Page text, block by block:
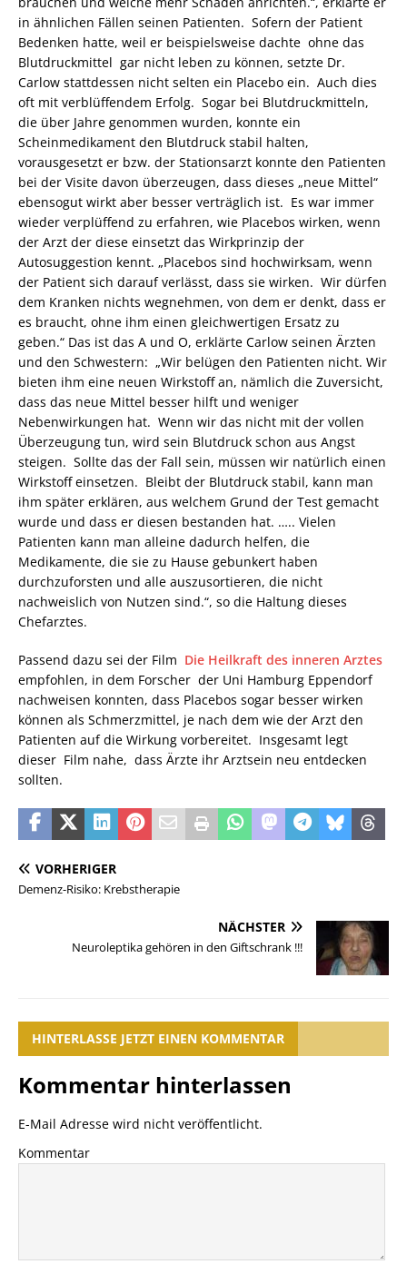
in ähnlichen Fällen seinen Patienten. Sofern der Patient
Bedenken hatte, weil er beispielsweise dachte ohne das
Blutdruckmittel gar nicht leben zu können, setzte Dr.
Carlow stattdessen nicht selten ein Placebo ein. Auch dies
oft mit verblüffendem Erfolg. Sogar bei Blutdruckmitteln,
die über Jahre genommen wurden, konnte ein
Scheinmedikament den Blutdruck stabil halten,
vorausgesetzt er bzw. der Stationsarzt konnte den Patienten
bei der Visite davon überzeugen, dass dieses „neue Mittel“
ebensogut wirkt aber besser verträglich ist. Es war immer
wieder verplüffend zu erfahren, wie Placebos wirken, wenn
der Arzt der diese einsetzt das Wirkprinzip der
Autosuggestion kennt. „Placebos sind hochwirksam, wenn
der Patient sich darauf verlässt, dass sie wirken. Wir dürfen
dem Kranken nichts wegnehmen, von dem er denkt, dass er
es braucht, ohne ihm einen gleichwertigen Ersatz zu
geben.“ Das ist das A und O, erklärte Carlow seinen Ärzten
und den Schwestern: „Wir belügen den Patienten nicht. Wir
bieten ihm eine neuen Wirkstoff an, nämlich die Zuversicht,
dass das neue Mittel besser hilft und weniger
Nebenwirkungen hat. Wenn wir das nicht mit der vollen
Überzeugung tun, wird sein Blutdruck schon aus Angst
steigen. Sollte das der Fall sein, müssen wir natürlich einen
Wirkstoff einsetzen. Bleibt der Blutdruck stabil, kann man
ihm später erklären, aus welchem Grund der Test gemacht
wurde und dass er diesen bestanden hat. ….. Vielen
Patienten kann man alleine dadurch helfen, die
Medikamente, die sie zu Hause gebunkert haben
durchzuforsten und alle auszusortieren, die nicht
nachweislich von Nutzen sind.“, so die Haltung dieses
Chefarztes.
Passend dazu sei der Film Die Heilkraft des inneren Arztes
empfohlen, in dem Forscher der Uni Hamburg Eppendorf
nachweisen konnten, dass Placebos sogar besser wirken
können als Schmerzmittel, je nach dem wie der Arzt den
Patienten auf die Wirkung vorbereitet. Insgesamt legt
dieser Film nahe, dass Ärzte ihr Arztsein neu entdecken
sollten.
VORHERIGER
Demenz-Risiko: Krebstherapie
NÄCHSTER
Neuroleptika gehören in den Giftschrank !!!
HINTERLASSE JETZT EINEN KOMMENTAR
Kommentar hinterlassen
E-Mail Adresse wird nicht veröffentlicht.
Kommentar